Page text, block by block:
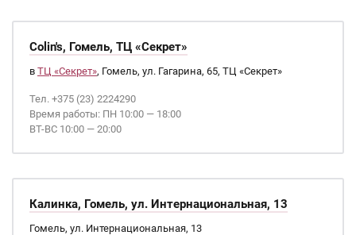
Colin's, Гомель, ТЦ «Секрет»
в ТЦ «Секрет», Гомель, ул. Гагарина, 65, ТЦ «Секрет»
Тел. +375 (23) 2224290
Время работы: ПН 10:00 — 18:00
ВТ-ВС 10:00 — 20:00
Калинка, Гомель, ул. Интернациональная, 13
Гомель, ул. Интернациональная, 13